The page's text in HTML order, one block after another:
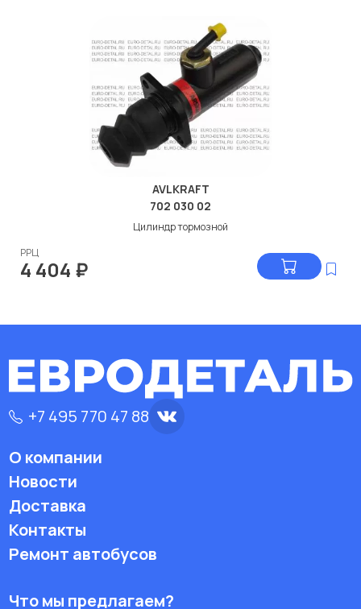
AVLKRAFT
702 030 02
Цилиндр тормозной
РРЦ
4 404 ₽
+7 495 770 47 88
О компании
Новости
Доставка
Контакты
Ремонт автобусов
Что мы предлагаем?